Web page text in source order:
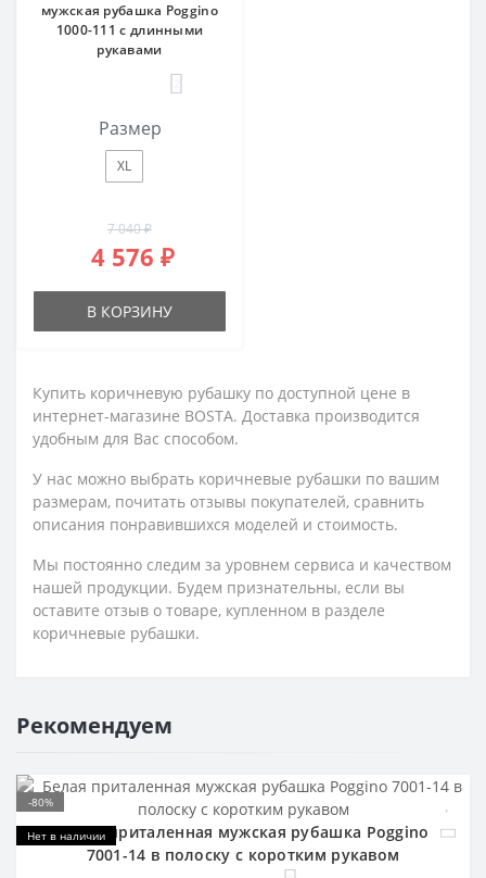
мужская рубашка Poggino
1000-111 с длинными
рукавами
Размер
XL
7 040 ₽
4 576 ₽
В КОРЗИНУ
Купить коричневую рубашку по доступной цене в
интернет-магазине BOSTA. Доставка производится
удобным для Вас способом.
У нас можно выбрать коричневые рубашки по вашим
размерам, почитать отзывы покупателей, сравнить
описания понравившихся моделей и стоимость.
Мы постоянно следим за уровнем сервиса и качеством
нашей продукции. Будем признательны, если вы
оставите отзыв о товаре, купленном в разделе
коричневые рубашки.
Рекомендуем
-80%
Нет в наличии
Белая приталенная мужская рубашка Poggino
7001-14 в полоску с коротким рукавом